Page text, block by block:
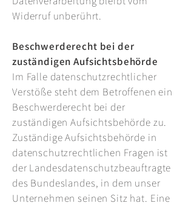
Widerruf unberührt.
Beschwerderecht bei der
zuständigen Aufsichtsbehörde
Im Falle datenschutzrechtlicher
Verstöße steht dem Betroffenen ein
Beschwerderecht bei der
zuständigen Aufsichtsbehörde zu.
Zuständige Aufsichtsbehörde in
datenschutzrechtlichen Fragen ist
der Landesdatenschutzbeauftragte
des Bundeslandes, in dem unser
Unternehmen seinen Sitz hat. Eine